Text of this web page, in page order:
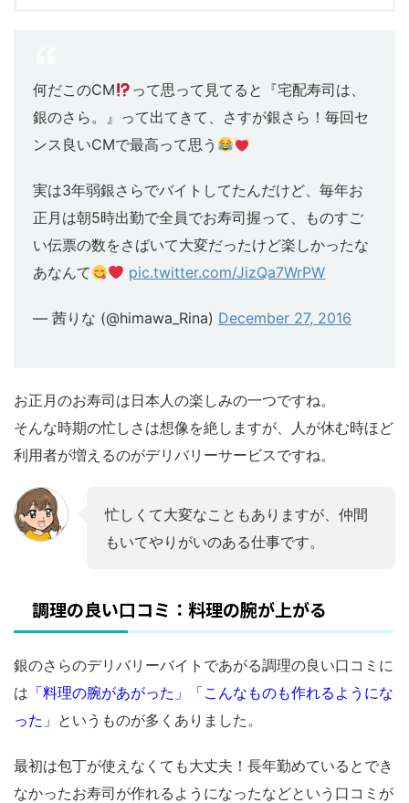
何だこのCM
って思って見てると『宅配寿司は、
銀のさら。』って出てきて、さすが銀さら！毎回セ
ンス良いCMで最高って思う
実は3年弱銀さらでバイトしてたんだけど、毎年お
正月は朝5時出勤で全員でお寿司握って、ものすご
い伝票の数をさばいて大変だったけど楽しかったな
あなんて
pic.twitter.com/JizQa7WrPW
— 茜りな (@himawa_Rina) December 27, 2016
お正月のお寿司は日本人の楽しみの一つですね。
そんな時期の忙しさは想像を絶しますが、人が休む時ほど
利用者が増えるのがデリバリーサービスですね。
忙しくて大変なこともありますが、仲間
もいてやりがいのある仕事です。
調理の良い口コミ：料理の腕が上がる
銀のさらのデリバリーバイトであがる調理の良い口コミに
は 「料理の腕があがった」「こんなものも作れるようにな
った」 というものが多くありました。
最初は包丁が使えなくても大丈夫！長年勤めているとでき
なかったお寿司が作れるようになったなどという口コミが